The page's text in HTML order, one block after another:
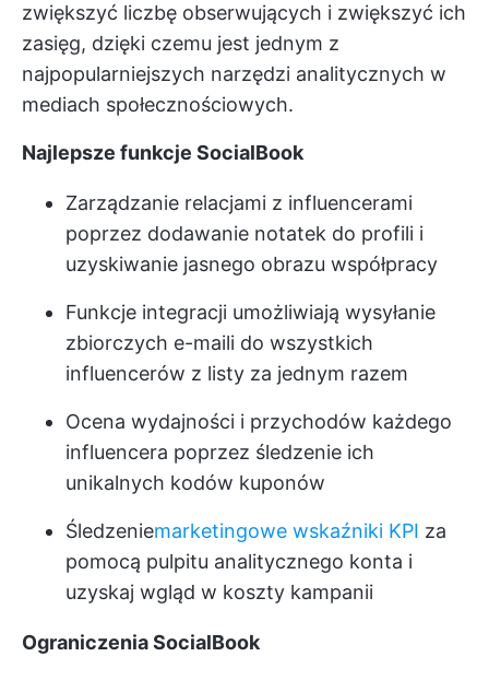
zwiększyć liczbę obserwujących i zwiększyć ich
zasięg, dzięki czemu jest jednym z
najpopularniejszych narzędzi analitycznych w
mediach społecznościowych.
Najlepsze funkcje SocialBook
Zarządzanie relacjami z influencerami
poprzez dodawanie notatek do profili i
uzyskiwanie jasnego obrazu współpracy
Funkcje integracji umożliwiają wysyłanie
zbiorczych e-maili do wszystkich
influencerów z listy za jednym razem
Ocena wydajności i przychodów każdego
influencera poprzez śledzenie ich
unikalnych kodów kuponów
Śledzeniemarketingowe wskaźniki KPI za
pomocą pulpitu analitycznego konta i
uzyskaj wgląd w koszty kampanii
Ograniczenia SocialBook